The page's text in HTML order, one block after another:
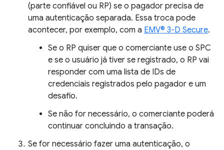
(parte confiável ou RP) se o pagador precisa de
uma autenticação separada. Essa troca pode
acontecer, por exemplo, com a EMV® 3-D Secure.
Se o RP quiser que o comerciante use o SPC
e se o usuário já tiver se registrado, o RP vai
responder com uma lista de IDs de
credenciais registrados pelo pagador e um
desafio.
Se não for necessário, o comerciante poderá
continuar concluindo a transação.
Se for necessário fazer uma autenticação, o